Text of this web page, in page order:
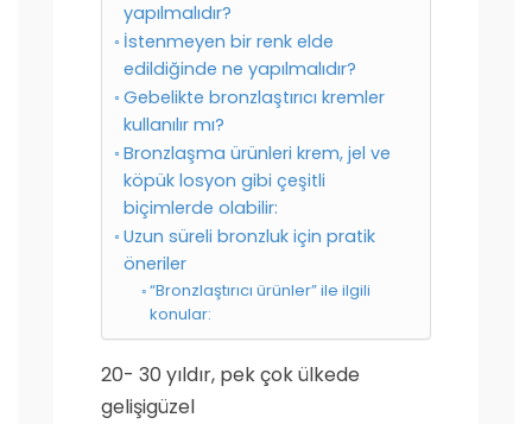
yapılmalıdır?
İstenmeyen bir renk elde
edildiğinde ne yapılmalıdır?
Gebelikte bronzlaştırıcı kremler
kullanılır mı?
Bronzlaşma ürünleri krem, jel ve
köpük losyon gibi çeşitli
biçimlerde olabilir:
Uzun süreli bronzluk için pratik
öneriler
“Bronzlaştırıcı ürünler” ile ilgili
konular:
20- 30 yıldır, pek çok ülkede
gelişigüzel